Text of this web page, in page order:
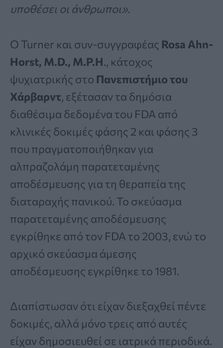
υποθέσει οι άνθρωποι».
Ο Turner και συν-συγγραφέας Rosa Ahn-
Horst, M.D., M.P.H., κάτοχος
ψυχιατρικής στο Πανεπιστήμιο του
Χάρβαρντ, εξέτασαν τα δημόσια
διαθέσιμα δεδομένα του FDA από
κλινικές δοκιμές φάσης 2 και φάσης 3
που πραγματοποιήθηκαν για
αλπραζολάμη παρατεταμένης
αποδέσμευσης για τη θεραπεία της
διαταραχής πανικού. Το σκεύασμα
παρατεταμένης αποδέσμευσης
εγκρίθηκε από τον FDA το 2003, ενώ το
αρχικό σκεύασμα άμεσης
αποδέσμευσης εγκρίθηκε το 1981.
Διαπίστωσαν ότι είχαν διεξαχθεί πέντε
δοκιμές, αλλά μόνο τρεις από αυτές
είχαν δημοσιευθεί σε ιατρικά περιοδικά.